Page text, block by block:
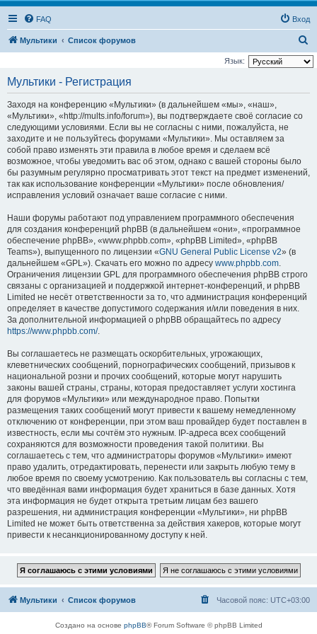
FAQ Вход
Мультики Список форумов
о
Язык:
Мультики - Регистрация
Заходя на конференцию «Мультики» (в дальнейшем «мы», «наш»,
«Мультики», «http://mults.info/forum»), вы подтверждаете своё согласие со
следующими условиями. Если вы не согласны с ними, пожалуйста, не
заходите и не пользуйтесь форумами «Мультики». Мы оставляем за
собой право изменять эти правила в любое время и сделаем всё
возможное, чтобы уведомить вас об этом, однако с вашей стороны было
бы разумным регулярно просматривать этот текст на предмет изменений,
так как использование конференции «Мультики» после обновления/
исправления условий означает ваше согласие с ними.
Наши форумы работают под управлением программного обеспечения
для создания конференций phpBB (в дальнейшем «они», «программное
обеспечение phpBB», «www.phpbb.com», «phpBB Limited», «phpBB
Teams»), выпущенного по лицензии «GNU General Public License v2» (в
дальнейшем «GPL»). Скачать его можно по адресу www.phpbb.com.
Ограничения лицензии GPL для программного обеспечения phpBB строго
связаны с организацией и поддержкой интернет-конференций, и phpBB
Limited не несёт ответственности за то, что администрация конференций
определяет в качестве допустимого содержания и/или поведения в них.
За дополнительной информацией о phpBB обращайтесь по адресу
https://www.phpbb.com/.
Вы соглашаетесь не размещать оскорбительных, угрожающих,
клеветнических сообщений, порнографических сообщений, призывов к
национальной розни и прочих сообщений, которые могут нарушить
законы вашей страны, страны, которая предоставляет услуги хостинга
для форумов «Мультики» или международное право. Попытки
размещения таких сообщений могут привести к вашему немедленному
отключению от конференции, при этом ваш провайдер будет поставлен в
известность, если мы сочтём это нужным. IP-адреса всех сообщений
сохраняются для возможности проведения такой политики. Вы
соглашаетесь с тем, что администраторы форумов «Мультики» имеют
право удалить, отредактировать, перенести или закрыть любую тему в
любое время по своему усмотрению. Как пользователь вы согласны с тем,
что введённая вами информация будет храниться в базе данных. Хотя
эта информация не будет открыта третьим лицам без вашего
разрешения, ни администрация конференции «Мультики», ни phpBB
Limited не может быть ответственна за действия хакеров, которые могут
привести к несанкционированному доступу к ней.
Мультики Список форумов Часовой пояс: UTC+03:00
Создано на основе phpBB® Forum Software © phpBB Limited